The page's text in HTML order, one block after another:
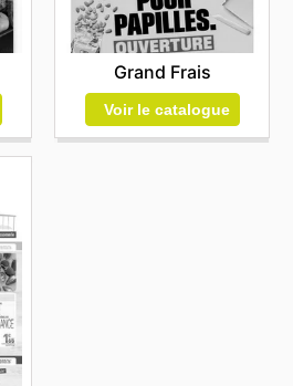
Grand Frais
Voir le catalogue